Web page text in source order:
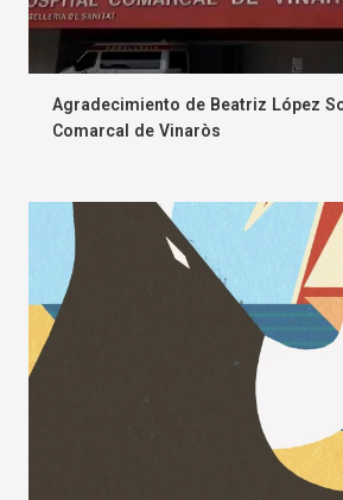
Agradecimiento de Beatriz López
Comarcal de Vinaròs